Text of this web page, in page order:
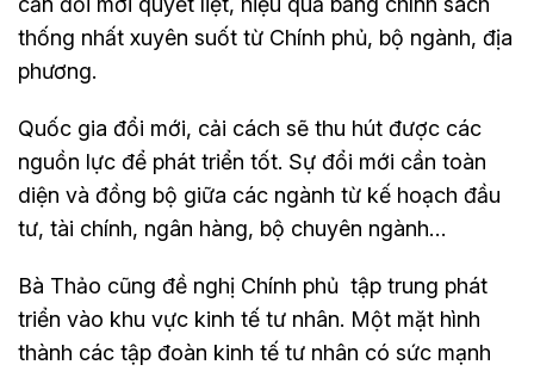
thống nhất xuyên suốt từ Chính phủ, bộ ngành, địa
phương.
Quốc gia đổi mới, cải cách sẽ thu hút được các
nguồn lực để phát triển tốt. Sự đổi mới cần toàn
diện và đồng bộ giữa các ngành từ kế hoạch đầu
tư, tài chính, ngân hàng, bộ chuyên ngành…
Bà Thảo cũng đề nghị Chính phủ tập trung phát
triển vào khu vực kinh tế tư nhân. Một mặt hình
thành các tập đoàn kinh tế tư nhân có sức mạnh